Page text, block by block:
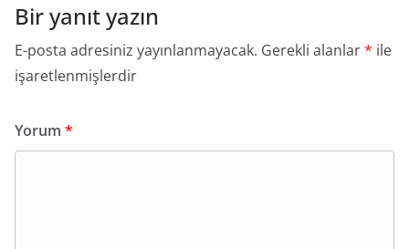
Bir yanıt yazın
E-posta adresiniz yayınlanmayacak. Gerekli alanlar* ile
işaretlenmişlerdir
Yorum *